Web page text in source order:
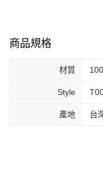
商品規格
材質
Style
產地 台